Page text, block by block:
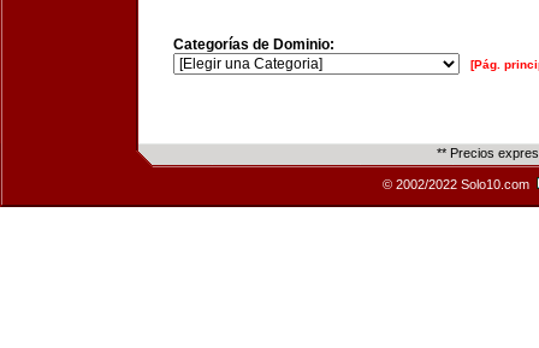
Categorías de Dominio:
[Pág.
** Precios
© 2002/2022 Solo10.com